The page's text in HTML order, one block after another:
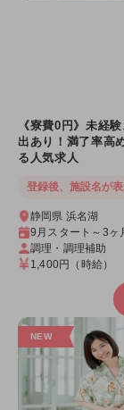
《寮費0円》未経
出あり！満了率高
る人気求人
登録後、施設名が
静岡県 浜名湖
9月スタート～3ヶ
調理・調理補助
1,400円 （時給）